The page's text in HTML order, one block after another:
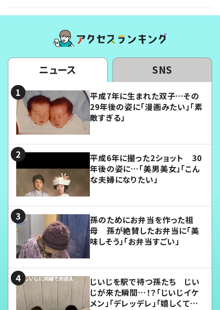
ニュース SNS
平成7年に生まれた双子…その
29年後の姿に「漫画みたい」「素
敵すぎる」
平成6年に撮った2ショット 30
年後の姿に…「美男美女」「こん
な夫婦になりたい」
孫のためにお弁当を作った祖
母 孫が絶賛したお弁当に「美
味しそう」「お弁当すごい」
じいじを駅で待つ孫たち じい
じが来た瞬間…！？「じいじイケ
メン」「デレッデレ」「嬉しくて可